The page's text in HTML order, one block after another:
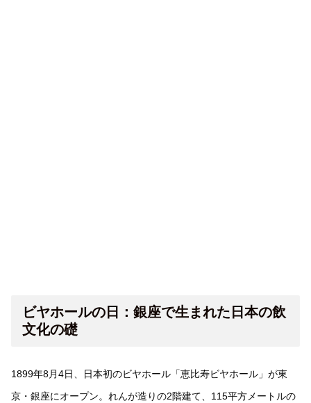
ビヤホールの日：銀座で生まれた日本の飲
文化の礎
1899年8月4日、日本初のビヤホール「恵比寿ビヤホール」が東
京・銀座にオープン。れんが造りの2階建て、115平方メートルの